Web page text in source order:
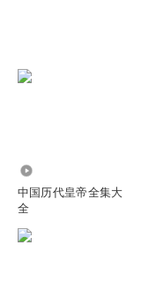
中国历代皇帝全集大
全